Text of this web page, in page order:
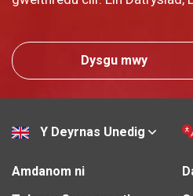
Dysgu mwy
Y Deyrnas Unedig
Amdanom ni